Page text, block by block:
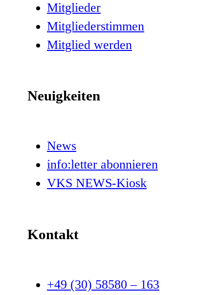
Mitglieder
Mitgliederstimmen
Mitglied werden
Neuigkeiten
News
info:letter abonnieren
VKS NEWS-Kiosk
Kontakt
+49 (30) 58580 – 163